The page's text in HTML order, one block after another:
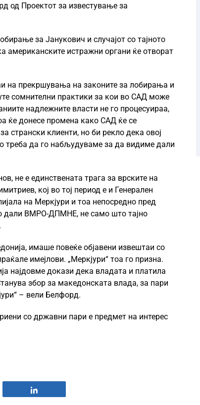
од Проектот за известување за
за Јанукович и случајот со тајното
истражни органи ќе отворат
на прекршувања на законите за лобирања и
сомнителни практики за кои во САД може
надлежните власти не го процесуираа,
ќе донесе промена како САД ќе се
странски клиенти, но би рекло дека овој
треба да го набљудуваме за да видиме дали
не е единствената трага за врските на
кој во тој период е и Генерален
на Меркјури и тоа непосредно пред
дали ВМРО-ДПМНЕ, не само што тајно
имаше повеќе објавени извештаи со
имејлови. „Меркјури“ тоа го призна.
најдовме докази дека владата и платила
збор за македонската влада, за пари
– вели Белфорд.
со државни пари е предмет на интерес